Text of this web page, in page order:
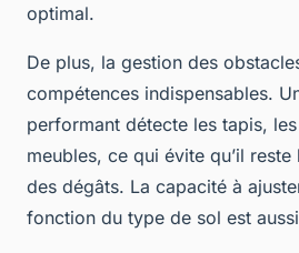
optimal.
De plus, la gestion des
compétences indispensables.
performant détecte les tapis,
meubles, ce qui évite qu’il
des dégâts. La capacité à
fonction du type de sol est